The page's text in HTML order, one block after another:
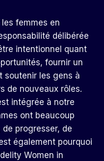
femmes en
délibérée
intentionnel quant
fournir un
soutenir les gens à
de nouveaux rôles.
intégrée à notre
ont beaucoup
progresser, de
également pourquoi
Women in